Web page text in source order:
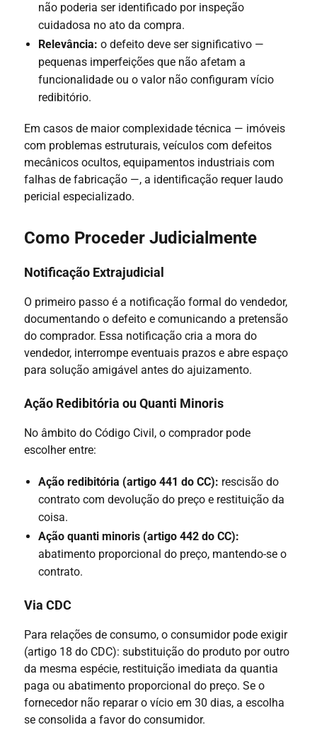
não poderia ser identificado por inspeção
cuidadosa no ato da compra.
Relevância: o defeito deve ser significativo —
pequenas imperfeições que não afetam a
funcionalidade ou o valor não configuram vício
redibitório.
Em casos de maior complexidade técnica — imóveis
com problemas estruturais, veículos com defeitos
mecânicos ocultos, equipamentos industriais com
falhas de fabricação —, a identificação requer laudo
pericial especializado.
Como Proceder Judicialmente
Notificação Extrajudicial
O primeiro passo é a notificação formal do vendedor,
documentando o defeito e comunicando a pretensão
do comprador. Essa notificação cria a mora do
vendedor, interrompe eventuais prazos e abre espaço
para solução amigável antes do ajuizamento.
Ação Redibitória ou Quanti Minoris
No âmbito do Código Civil, o comprador pode
escolher entre:
Ação redibitória (artigo 441 do CC): rescisão do
contrato com devolução do preço e restituição da
coisa.
Ação quanti minoris (artigo 442 do CC):
abatimento proporcional do preço, mantendo-se o
contrato.
Via CDC
Para relações de consumo, o consumidor pode exigir
(artigo 18 do CDC): substituição do produto por outro
da mesma espécie, restituição imediata da quantia
paga ou abatimento proporcional do preço. Se o
fornecedor não reparar o vício em 30 dias, a escolha
se consolida a favor do consumidor.